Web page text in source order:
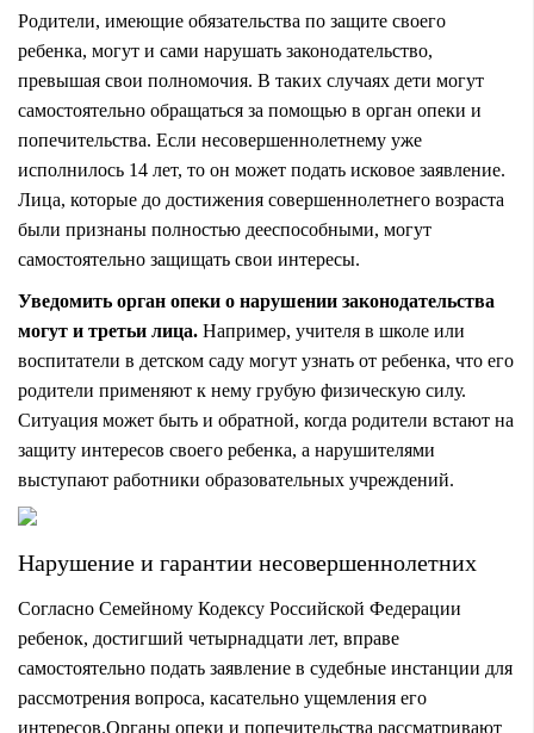
Родители, имеющие обязательства по защите своего
ребенка, могут и сами нарушать законодательство,
превышая свои полномочия. В таких случаях дети могут
самостоятельно обращаться за помощью в орган опеки и
попечительства. Если несовершеннолетнему уже
исполнилось 14 лет, то он может подать исковое заявление.
Лица, которые до достижения совершеннолетнего возраста
были признаны полностью дееспособными, могут
самостоятельно защищать свои интересы.
Уведомить орган опеки о нарушении законодательства
могут и третьи лица. Например, учителя в школе или
воспитатели в детском саду могут узнать от ребенка, что его
родители применяют к нему грубую физическую силу.
Ситуация может быть и обратной, когда родители встают на
защиту интересов своего ребенка, а нарушителями
выступают работники образовательных учреждений.
Нарушение и гарантии несовершеннолетних
Согласно Семейному Кодексу Российской Федерации
ребенок, достигший четырнадцати лет, вправе
самостоятельно подать заявление в судебные инстанции для
рассмотрения вопроса, касательно ущемления его
интересов.Органы опеки и попечительства рассматривают